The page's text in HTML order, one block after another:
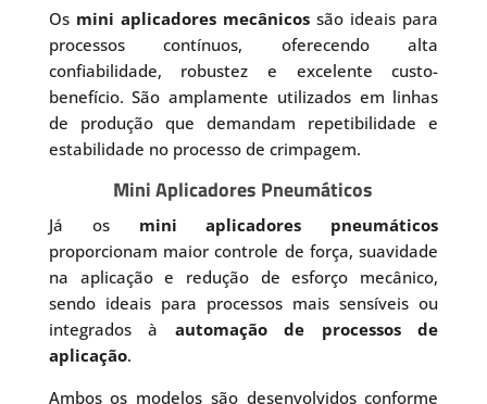
Os mini aplicadores mecânicos são ideais para
processos contínuos, oferecendo alta
confiabilidade, robustez e excelente custo-
benefício. São amplamente utilizados em linhas
de produção que demandam repetibilidade e
estabilidade no processo de crimpagem.
Mini Aplicadores Pneumáticos
Já os mini aplicadores pneumáticos
proporcionam maior controle de força, suavidade
na aplicação e redução de esforço mecânico,
sendo ideais para processos mais sensíveis ou
integrados à automação de processos de
aplicação.
Ambos os modelos são desenvolvidos conforme